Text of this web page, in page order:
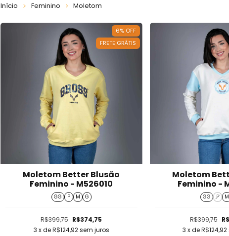
Início Feminino Moletom
6% OFF
FRETE GRÁTIS
Moletom Better Blusão
Feminino - M526010
GG P M G
R$399,75 R$374,75
3 x deR$124,92sem juros
Moletom
Feminino -
GG P M
R$399,75
3 x deR$124,92